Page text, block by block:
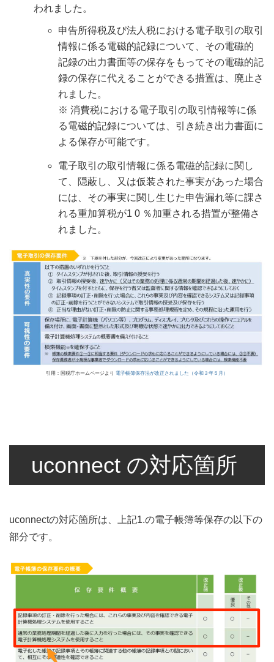
われました。
申告所得税及び法人税における電子取引の取引
情報に係る電磁的記録について、その電磁的
記録の出力書面等の保存をもってその電磁的記
録の保存に代えることができる措置は、廃止さ
れました。
※ 消費税における電子取引の取引情報等に係
る電磁的記録については、引き続き出力書面に
よる保存が可能です。
電子取引の取引情報に係る電磁的記録に関し
て、隠蔽し、又は仮装された事実があった場合
には、その事実に関し生じた申告漏れ等に課さ
れる重加算税が1 0 ％加重される措置が整備さ
れました。
引用：国税庁ホームページより 電子帳簿保存法が改正されました（令和３年５月）
uconnect の対応箇所
uconnectの対応箇所は、上記1.の電子帳簿等保存の以下の
部分です。